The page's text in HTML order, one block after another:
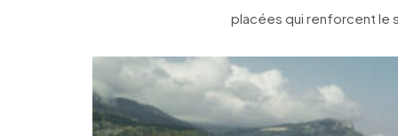
placées qui renforcent le